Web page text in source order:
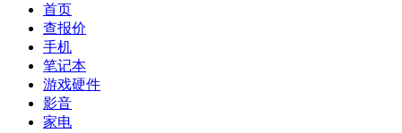
首页
查报价
手机
笔记本
游戏硬件
影音
家电